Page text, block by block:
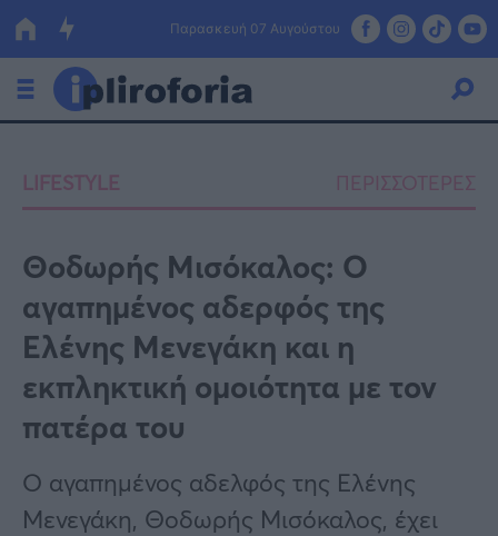
Παρασκευή 07 Αυγούστου
Οικονομία
Πολιτική
Τράπεζες
Επιδοτήσεις
ΕΣΠΑ
Κόσμος
Lifestyle
Αθλητικά
Υγεία
LIFESTYLE ΠΕΡΙΣΣΟΤΕΡΕΣ
Θοδωρής Μισόκαλος: Ο
αγαπημένος αδερφός της
Ελένης Μενεγάκη και η
εκπληκτική ομοιότητα με τον
πατέρα του
Ο αγαπημένος αδελφός της Ελένης
Μενεγάκη, Θοδωρής Μισόκαλος, έχει